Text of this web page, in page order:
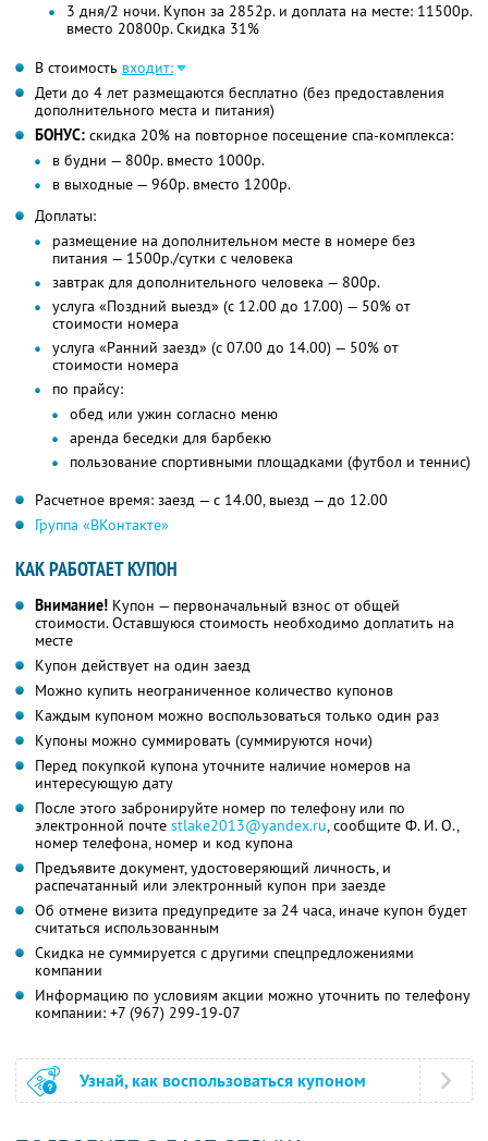
3 дня/2 ночи. Купон за 2852р. и доплата на месте: 11500р.
вместо 20800р. Скидка 31%
В стоимость входит:
Дети до 4 лет размещаются бесплатно (без предоставления
дополнительного места и питания)
БОНУС: скидка 20% на повторное посещение спа-комплекса:
в будни — 800р. вместо 1000р.
в выходные — 960р. вместо 1200р.
Доплаты:
размещение на дополнительном месте в номере без
питания — 1500р./сутки с человека
завтрак для дополнительного человека — 800р.
услуга «Поздний выезд» (с 12.00 до 17.00) — 50% от
стоимости номера
услуга «Ранний заезд» (с 07.00 до 14.00) — 50% от
стоимости номера
по прайсу:
обед или ужин согласно меню
аренда беседки для барбекю
пользование спортивными площадками (футбол и теннис)
Расчетное время: заезд — с 14.00, выезд — до 12.00
Группа «ВКонтакте»
КАК РАБОТАЕТ КУПОН
Внимание! Купон — первоначальный взнос от общей
стоимости. Оставшуюся стоимость необходимо доплатить на
месте
Купон действует на один заезд
Можно купить неограниченное количество купонов
Каждым купоном можно воспользоваться только один раз
Купоны можно суммировать (суммируются ночи)
Перед покупкой купона уточните наличие номеров на
интересующую дату
После этого забронируйте номер по телефону или по
электронной почте stlake2013@yandex.ru,сообщите Ф. И. О.,
номер телефона, номер и код купона
Предъявите документ, удостоверяющий личность, и
распечатанный или электронный купон при заезде
Об отмене визита предупредите за 24 часа, иначе купон будет
считаться использованным
Скидка не суммируется с другими спецпредложениями
компании
Информацию по условиям акции можно уточнить по телефону
компании: +7 (967) 299-19-07
Узнай, как воспользоваться купоном